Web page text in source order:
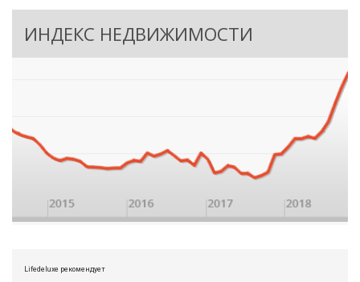
ИНДЕКС НЕДВИЖИМОСТИ
Lifedeluxe рекомендует